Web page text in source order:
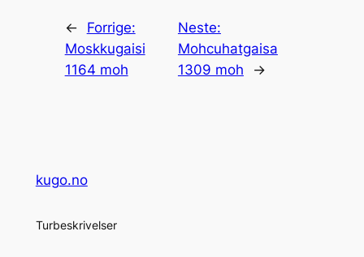
←
Forrige:
Moskkugaisi
1164 moh
Neste:
Mohcuhatgaisa
1309 moh
→
kugo.no
Turbeskrivelser